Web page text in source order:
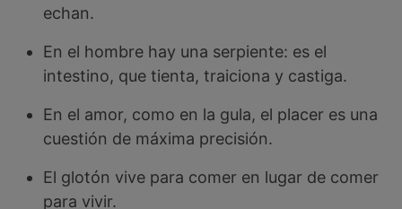
echan.
En el hombre hay una serpiente: es el
intestino, que tienta, traiciona y castiga.
En el amor, como en la gula, el placer es una
cuestión de máxima precisión.
El glotón vive para comer en lugar de comer
para vivir.